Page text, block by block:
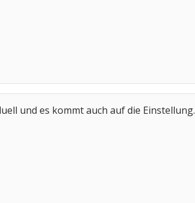
und es kommt auch auf die Einstellung.